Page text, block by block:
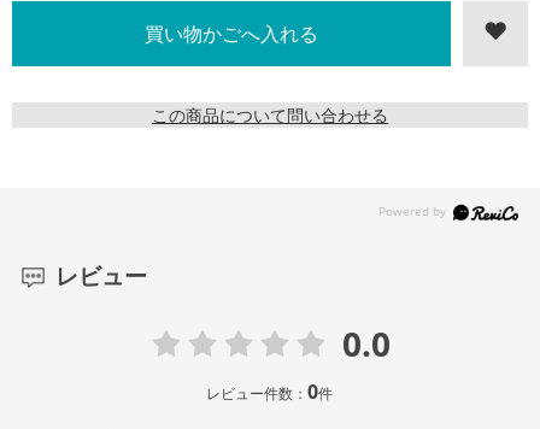
この商品について問い合わせる
レビュー
0.0
レビュー件数：0件